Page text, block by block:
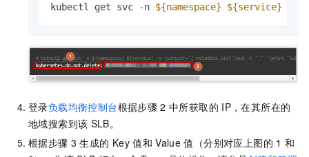
kubectl get svc -n ${namespace} ${service}
登录负载均衡控制台根据步骤 2 中所获取的 IP，在其所在的
地域搜索到该 SLB。
根据步骤 3 生成的 Key 值和 Value 值（分别对应上图的 1 和